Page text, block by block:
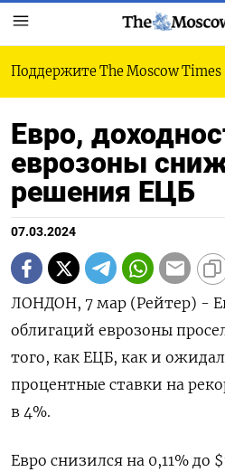
Поддержите The Moscow Times
Евро,
еврозоны
решения ЕЦБ
07.03.2024
ЛОНДОН, 7 мар (Рейтер) -
облигаций еврозоны
того, как ЕЦБ, как и
процентные ставки на
в 4%.
Евро снизился на 0,11% до